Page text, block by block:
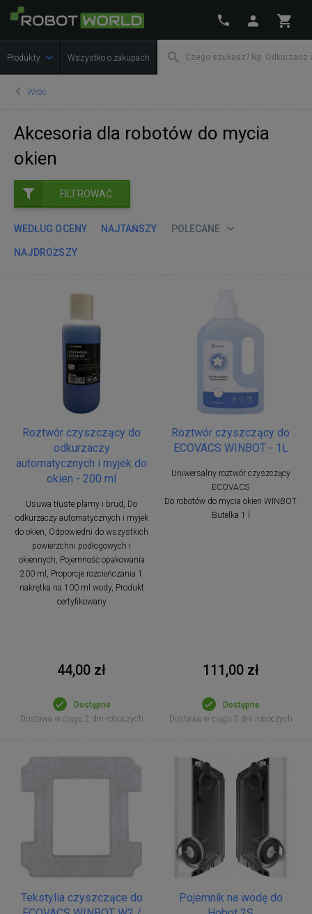
Produkty Wszystko o zakupach
Wróć
Akcesoria dla robotów do mycia
okien
FILTROWAĆ
WEDŁUG OCENY NAJTAŃSZY POLECANE
NAJDROŻSZY
Roztwór czyszczący do
odkurzaczy
automatycznych i myjek do
okien - 200 ml
Usuwa tłuste plamy i brud, Do
odkurzaczy automatycznych i myjek
do okien, Odpowiedni do wszystkich
powierzchni podłogowych i
okiennych, Pojemność opakowania
200 ml, Proporcje rozcieńczania 1
nakrętka na 100 ml wody, Produkt
certyfikowany
44,00 zł
Dostępne
Dostawa w ciągu 2 dni roboczych
Roztwór czyszczący do
ECOVACS WINBOT - 1L
Uniwersalny roztwór czyszczący
ECOVACS
Do robotów do mycia okien WINBOT
Butelka 1 l
111,00 zł
Dostępne
Dostawa w ciągu 2 dni roboczych
Tekstylia czyszczące do
Pojemnik na wodę do